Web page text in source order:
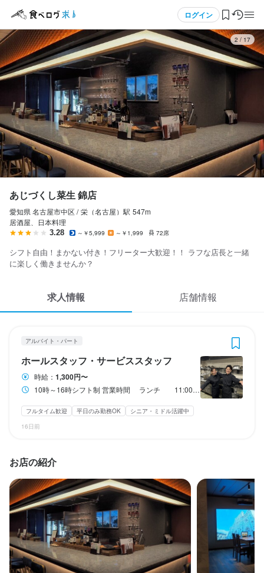
ログイン
ログイン・無料会員登録
食べログ求人TOP
求人検索
マイページ管理
気になる求人
検索履歴・保存した条件
応募履歴
WEB履歴書
掲載をご検討の店舗様へ
プライバシーポリシー
企業情報
3 / 17
あじづくし菜生 錦店
愛知県 名古屋市中区 / 栄（名古屋） 駅 547m
居酒屋、日本料理
3.28 ～￥5,999 ～￥1,999 72席
シフト自由！まかない付き！フリーター大歓迎！！ ラフな店長と一緒
に楽しく働きませんか？
求人情報 店舗情報
アルバイト・パート
ホールスタッフ・サービススタッフ
時給： 1,300円〜
10時～16時シフト制 営業時間 ランチ 11:00～15:00
フルタイム歓迎 平日のみ勤務OK
シニア・ミドル活躍中
16日前
お店の紹介
ホールスタッフ・サービススタッフ
時給1,300円〜
交通費支給
研修期間
勤務時間
10時～16時シフト制
営業時間
ランチ　　11:00～15:00
ランチタイムのみ勤務OK ダブルワーク・副業OK フルタイム歓迎
長期勤務歓迎
応募画面へ進む